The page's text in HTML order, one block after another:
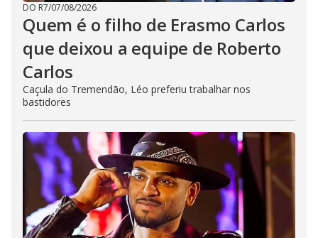
DO R7/07/08/2026
Quem é o filho de Erasmo Carlos
que deixou a equipe de Roberto
Carlos
Caçula do Tremendão, Léo preferiu trabalhar nos
bastidores